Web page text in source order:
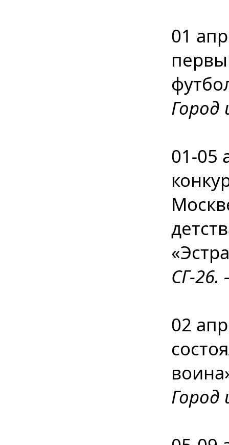
01
Город
01-05
СГ-26.
02
Город